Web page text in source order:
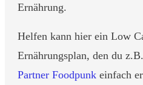
Ernährung.
Helfen kann hier ein Low
Ernährungsplan, den du z.B.
Partner Foodpunk einfach